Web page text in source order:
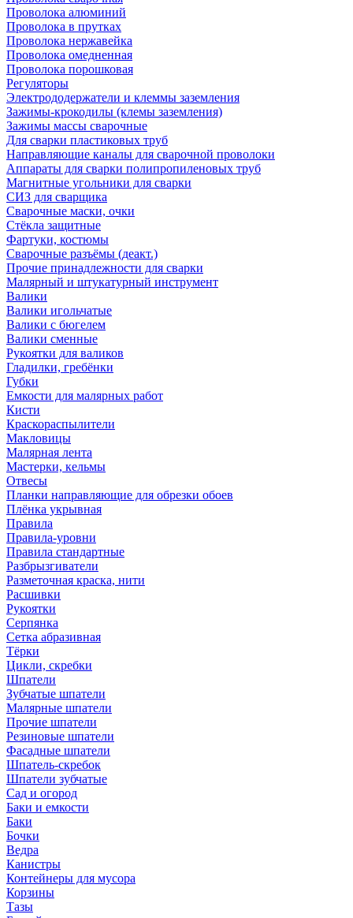
Проволока алюминий
Проволока в прутках
Проволока нержавейка
Проволока омедненная
Проволока порошковая
Регуляторы
Электрододержатели и клеммы заземления
Зажимы-крокодилы (клемы заземления)
Зажимы массы сварочные
Для сварки пластиковых труб
Направляющие каналы для сварочной проволоки
Аппараты для сварки полипропиленовых труб
Магнитные угольники для сварки
СИЗ для сварщика
Сварочные маски, очки
Стёкла защитные
Фартуки, костюмы
Сварочные разъёмы (деакт.)
Прочие принадлежности для сварки
Малярный и штукатурный инструмент
Валики
Валики игольчатые
Валики с бюгелем
Валики сменные
Рукоятки для валиков
Гладилки, гребёнки
Губки
Емкости для малярных работ
Кисти
Краскораспылители
Макловицы
Малярная лента
Мастерки, кельмы
Отвесы
Планки направляющие для обрезки обоев
Плёнка укрывная
Правила
Правила-уровни
Правила стандартные
Разбрызгиватели
Разметочная краска, нити
Расшивки
Рукоятки
Серпянка
Сетка абразивная
Тёрки
Цикли, скребки
Шпатели
Зубчатые шпатели
Малярные шпатели
Прочие шпатели
Резиновые шпатели
Фасадные шпатели
Шпатель-скребок
Шпатели зубчатые
Сад и огород
Баки и емкости
Баки
Бочки
Ведра
Канистры
Контейнеры для мусора
Корзины
Тазы